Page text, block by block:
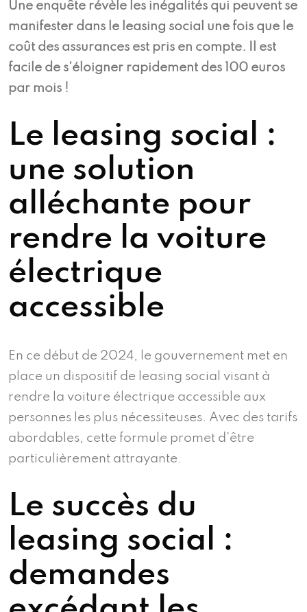
Une enquête révèle les inégalités qui peuvent se
manifester dans le leasing social une fois que le
coût des assurances est pris en compte. Il est
facile de s’éloigner rapidement des 100 euros
par mois !
Le leasing social :
une solution
alléchante pour
rendre la voiture
électrique
accessible
En ce début de 2024, le gouvernement met en
place un dispositif de leasing social visant à
rendre la voiture électrique accessible aux
personnes les plus nécessiteuses. Avec des tarifs
abordables, cette formule promet d’être
particulièrement attrayante.
Le succès du
leasing social :
demandes